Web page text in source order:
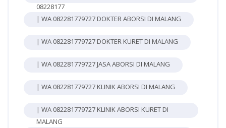
08228177
| WA 082281779727 DOKTER ABORSI DI MALANG
| WA 082281779727 DOKTER KURET DI MALANG
| WA 082281779727 JASA ABORSI DI MALANG
| WA 082281779727 KLINIK ABORSI DI MALANG
| WA 082281779727 KLINIK ABORSI KURET DI
MALANG